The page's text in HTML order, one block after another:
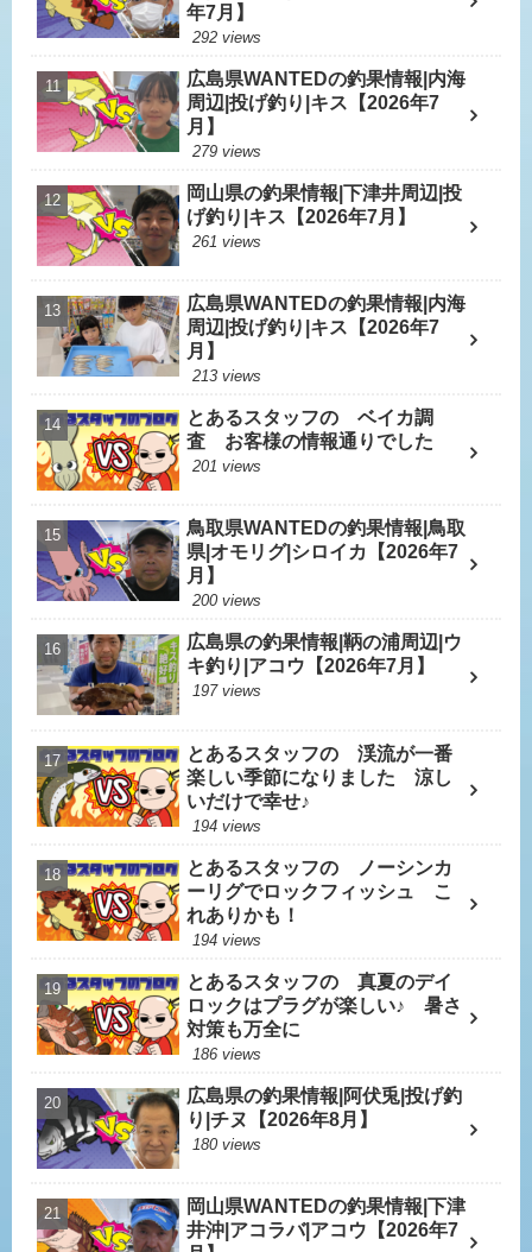
年7月】
292 views
広島県WANTEDの釣果情報|内海
周辺|投げ釣り|キス【2026年7
月】
279 views
岡山県の釣果情報|下津井周辺|投
げ釣り|キス【2026年7月】
261 views
広島県WANTEDの釣果情報|内海
周辺|投げ釣り|キス【2026年7
月】
213 views
とあるスタッフの ベイカ調
査 お客様の情報通りでした
201 views
鳥取県WANTEDの釣果情報|鳥取
県|オモリグ|シロイカ【2026年7
月】
200 views
広島県の釣果情報|鞆の浦周辺|ウ
キ釣り|アコウ【2026年7月】
197 views
とあるスタッフの 渓流が一番
楽しい季節になりました 涼し
いだけで幸せ♪
194 views
とあるスタッフの ノーシンカ
ーリグでロックフィッシュ こ
れありかも！
194 views
とあるスタッフの 真夏のデイ
ロックはプラグが楽しい♪ 暑さ
対策も万全に
186 views
広島県の釣果情報|阿伏兎|投げ釣
り|チヌ【2026年8月】
180 views
岡山県WANTEDの釣果情報|下津
井沖|アコラバ|アコウ【2026年7